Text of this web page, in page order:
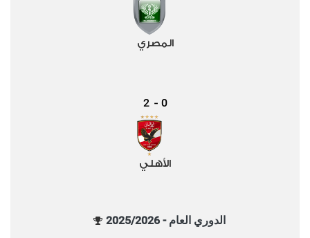
المصري
0
-
2
الأهلي
الدوري العام - 2025/2026